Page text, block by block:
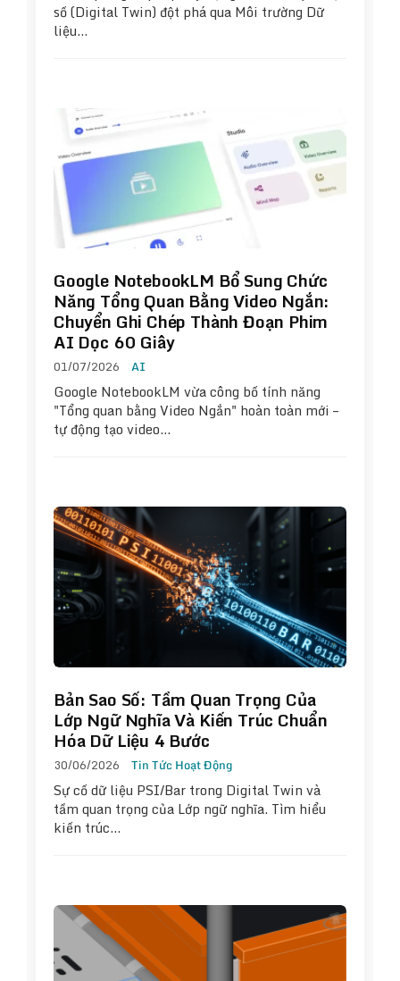
số (Digital Twin) đột phá qua Môi trường Dữ
liệu…
Google NotebookLM Bổ Sung Chức
Năng Tổng Quan Bằng Video Ngắn:
Chuyển Ghi Chép Thành Đoạn Phim
AI Dọc 60 Giây
01/07/2026 AI
Google NotebookLM vừa công bố tính năng
"Tổng quan bằng Video Ngắn" hoàn toàn mới –
tự động tạo video…
Bản Sao Số: Tầm Quan Trọng Của
Lớp Ngữ Nghĩa Và Kiến Trúc Chuẩn
Hóa Dữ Liệu 4 Bước
30/06/2026 Tin Tức Hoạt Động
Sự cố dữ liệu PSI/Bar trong Digital Twin và
tầm quan trọng của Lớp ngữ nghĩa. Tìm hiểu
kiến trúc…